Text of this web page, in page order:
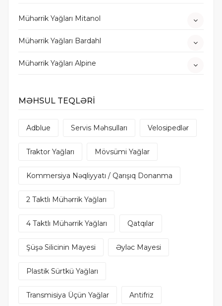
Mühərrik Yağları Mitanol
Mühərrik Yağları Bardahl
Mühərrik Yağları Alpine
MƏHSUL TEQLƏRİ
Adblue Servis Məhsulları Velosipedlər
Traktor Yağları Mövsümi Yağlar
Kommersiya Nəqliyyatı / Qarışıq Donanma
2 Taktlı Mühərrik Yağları
4 Taktlı Mühərrik Yağları Qatqılar
Şüşə Silicinin Mayesi Əyləc Mayesi
Plastik Sürtkü Yağları
Transmisiya Üçün Yağlar Antifriz